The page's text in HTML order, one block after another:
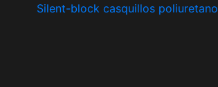
Silent-block casquillos poliuretano